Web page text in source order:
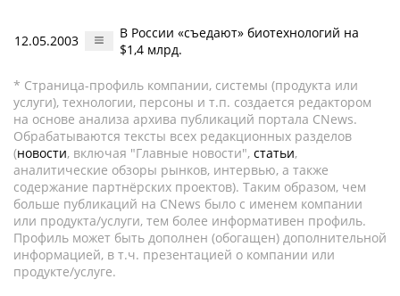
12.05.2003
В России «съедают» биотехнологий на
$1,4 млрд.
* Страница-профиль компании, системы (продукта или
услуги), технологии, персоны и т.п. создается редактором
на основе анализа архива публикаций портала CNews.
Обрабатываются тексты всех редакционных разделов
(новости, включая "Главные новости", статьи,
аналитические обзоры рынков, интервью, а также
содержание партнёрских проектов). Таким образом, чем
больше публикаций на CNews было с именем компании
или продукта/услуги, тем более информативен профиль.
Профиль может быть дополнен (обогащен) дополнительной
информацией, в т.ч. презентацией о компании или
продукте/услуге.